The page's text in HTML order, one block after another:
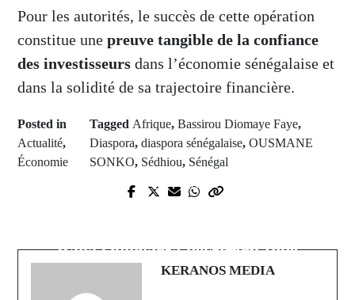
Pour les autorités, le succès de cette opération
constitue une preuve tangible de la confiance
des investisseurs dans l’économie sénégalaise et
dans la solidité de sa trajectoire financière.
Posted in
Actualité,
Économie
Tagged Afrique, Bassirou Diomaye Faye,
Diaspora, diaspora sénégalaise, OUSMANE
SONKO, Sédhiou, Sénégal
Prev Post
pour le Mondial 2026
Raila Odinga est décédé en Inde
KERANOS MEDIA